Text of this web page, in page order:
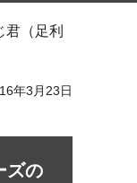
君（足利
年3月23日
ズの